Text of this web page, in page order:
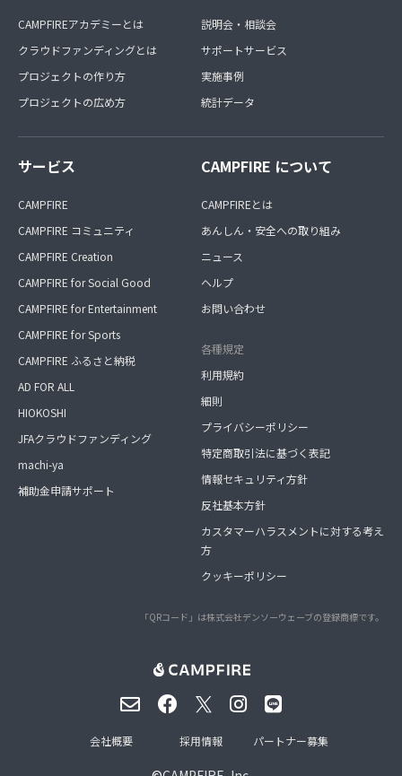
CAMPFIREアカデミーとは
クラウドファンディングとは
プロジェクトの作り方
プロジェクトの広め方
説明会・相談会
サポートサービス
実施事例
統計データ
サービス
CAMPFIRE
CAMPFIRE コミュニティ
CAMPFIRE Creation
CAMPFIRE for Social Good
CAMPFIRE for Entertainment
CAMPFIRE for Sports
CAMPFIRE ふるさと納税
AD FOR ALL
HIOKOSHI
JFAクラウドファンディング
machi-ya
補助金申請サポート
CAMPFIRE について
CAMPFIREとは
あんしん・安全への取り組み
ニュース
ヘルプ
お問い合わせ
各種規定
利用規約
細則
プライバシーポリシー
特定商取引法に基づく表記
情報セキュリティ方針
反社基本方針
カスタマーハラスメントに対する考え
方
クッキーポリシー
「QRコード」は株式会社デンソーウェーブの登録商標です。
会社概要 採用情報 パートナー募集